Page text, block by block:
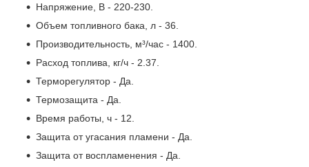
Напряжение, В - 220-230.
Объем топливного бака, л - 36.
Производительность, м³/час - 1400.
Расход топлива, кг/ч - 2.37.
Терморегулятор - Да.
Термозащита - Да.
Время работы, ч - 12.
Защита от угасания пламени - Да.
Защита от воспламенения - Да.